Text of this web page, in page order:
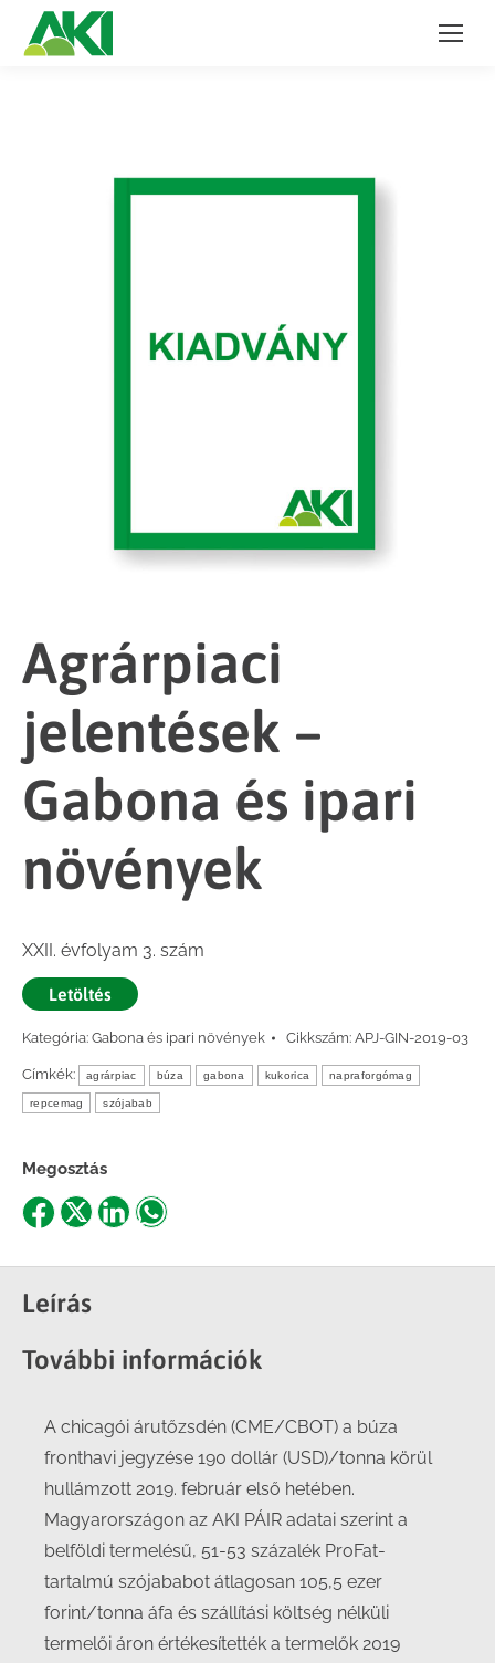
Agrárpiaci
jelentések –
Gabona és ipari
növények
XXII. évfolyam 3. szám
Letöltés
Kategória: Gabona és ipari növények Cikkszám: APJ-GIN-2019-03
Címkék: agrárpiac búza gabona kukorica napraforgómag
repcemag szójabab
Megosztás
Share
Facebook
Share
X
ShareShare
Leírás
További információk
A chicagói árutőzsdén (CME/CBOT) a búza
fronthavi jegyzése 190 dollár (USD)/tonna körül
hullámzott 2019. február első hetében.
Magyarországon az AKI PÁIR adatai szerint a
belföldi termelésű, 51-53 százalék ProFat-
tartalmú szójababot átlagosan 105,5 ezer
forint/tonna áfa és szállítási költség nélküli
termelői áron értékesítették a termelők 2019